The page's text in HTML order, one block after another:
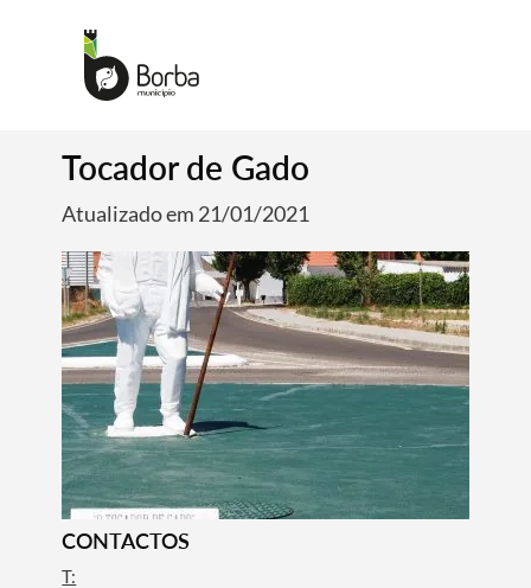
Tocador de Gado
Atualizado em 21/01/2021
CONTACTOS
T: